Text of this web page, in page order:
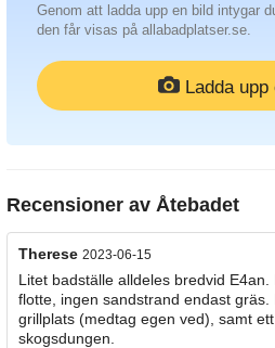
Genom att ladda upp en bild intygar
den får visas på allabadplatser.se.
Ladda upp
Recensioner av Åtebadet
Therese 2023-06-15
Litet badställe alldeles bredvid
flotte, ingen sandstrand endast gräs.
grillplats (medtag egen ved), samt
skogsdungen.